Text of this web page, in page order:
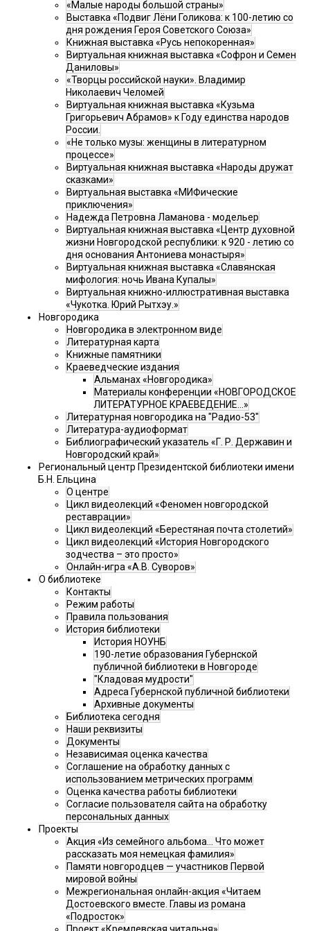
«Малые народы большой страны»
Выставка «Подвиг Лёни Голикова: к 100-летию со
дня рождения Героя Советского Союза»
Книжная выставка «Русь непокоренная»
Виртуальная книжная выставка «Софрон и Семен
Даниловы»
«Творцы российской науки». Владимир
Николаевич Челомей
Виртуальная книжная выставка «Кузьма
Григорьевич Абрамов» к Году единства народов
России.
«Не только музы: женщины в литературном
процессе»
Виртуальная книжная выставка «Народы дружат
сказками»
Виртуальная выставка «МИФические
приключения»
Надежда Петровна Ламанова - модельер
Виртуальная книжная выставка «Центр духовной
жизни Новгородской республики: к 920 - летию со
дня основания Антониева монастыря»
Виртуальная книжная выставка «Славянская
мифология: ночь Ивана Купалы»
Виртуальная книжно-иллюстративная выставка
«Чукотка. Юрий Рытхэу.»
Новгородика
Новгородика в электронном виде
Литературная карта
Книжные памятники
Краеведческие издания
Альманах «Новгородика»
Материалы конференции «НОВГОРОДСКОЕ
ЛИТЕРАТУРНОЕ КРАЕВЕДЕНИЕ...»
Литературная новгородика на "Радио-53"
Литература-аудиоформат
Библиографический указатель «Г. Р. Державин и
Новгородский край»
Региональный центр Президентской библиотеки имени
Б.Н. Ельцина
О центре
Цикл видеолекций «Феномен новгородской
реставрации»
Цикл видеолекций «Берестяная почта столетий»
Цикл видеолекций «История Новгородского
зодчества – это просто»
Онлайн-игра «А.В. Суворов»
О библиотеке
Контакты
Режим работы
Правила пользования
История библиотеки
История НОУНБ
190-летие образования Губернской
публичной библиотеки в Новгороде
"Кладовая мудрости"
Адреса Губернской публичной библиотеки
Архивные документы
Библиотека сегодня
Наши реквизиты
Документы
Независимая оценка качества
Соглашение на обработку данных с
использованием метрических программ
Оценка качества работы библиотеки
Согласие пользователя сайта на обработку
персональных данных
Проекты
Акция «Из семейного альбома... Что может
рассказать моя немецкая фамилия»
Памяти новгородцев — участников Первой
мировой войны
Межрегиональная онлайн-акция «Читаем
Достоевского вместе. Главы из романа
«Подросток»